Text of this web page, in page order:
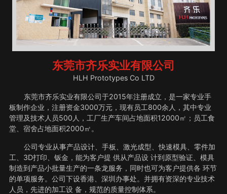
东莞市齐乐实业有限公司
HLH Prototypes Co LTD
东莞市齐乐实业有限公司于2015年注册成立，是一家专业手
板制作企业，注册资金3000万元，现有员工800余人，其中专业
管理及技术人员500人，工厂生产车间占地面积12000㎡；员工食
堂、宿舍占地面积2000㎡。
公司专业从事产品设计、手板、激光成型、快速模具、零件加
工、3D打印、钣金，能为客户提 供从产品设 计到原型验证、模具
制造到产品小批量生产的一条龙服务，同时也可为客户提供各 环节
的单项服务。公司下设香港、深圳办事处。并拥有资深的专业技术
人员，先进的加工设 备，规范的质量控制体系。